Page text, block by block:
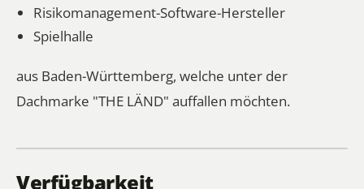
Risikomanagement-Software-Hersteller
Spielhalle
aus Baden-Württemberg, welche unter der
Dachmarke "THE LÄND" auffallen möchten.
Verfügbarkeit